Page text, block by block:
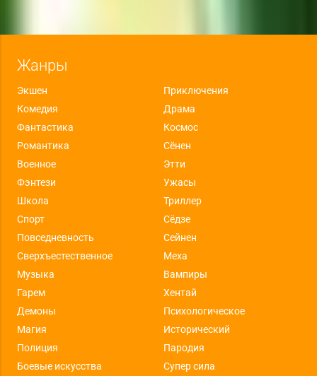
Жанры
Экшен
Приключения
Комедия
Драма
Фантастика
Космос
Романтика
Сёнен
Военное
Этти
Фэнтези
Ужасы
Школа
Триллер
Спорт
Сёдзе
Повседневность
Сейнен
Сверхъестественное
Меха
Музыка
Вампиры
Гарем
Хентай
Демоны
Психологическое
Магия
Исторический
Полиция
Пародия
Боевые искусства
Супер сила